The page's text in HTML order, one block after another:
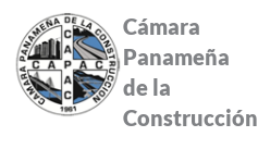
contenido
Cámara
Panameña
de la
Construcción